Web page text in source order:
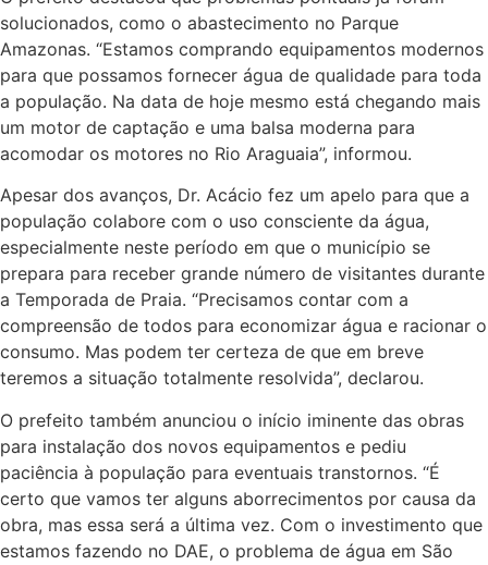
solucionados, como o abastecimento no Parque
Amazonas. “Estamos comprando equipamentos modernos
para que possamos fornecer água de qualidade para toda
a população. Na data de hoje mesmo está chegando mais
um motor de captação e uma balsa moderna para
acomodar os motores no Rio Araguaia”, informou.
Apesar dos avanços, Dr. Acácio fez um apelo para que a
população colabore com o uso consciente da água,
especialmente neste período em que o município se
prepara para receber grande número de visitantes durante
a Temporada de Praia. “Precisamos contar com a
compreensão de todos para economizar água e racionar o
consumo. Mas podem ter certeza de que em breve
teremos a situação totalmente resolvida”, declarou.
O prefeito também anunciou o início iminente das obras
para instalação dos novos equipamentos e pediu
paciência à população para eventuais transtornos. “É
certo que vamos ter alguns aborrecimentos por causa da
obra, mas essa será a última vez. Com o investimento que
estamos fazendo no DAE, o problema de água em São